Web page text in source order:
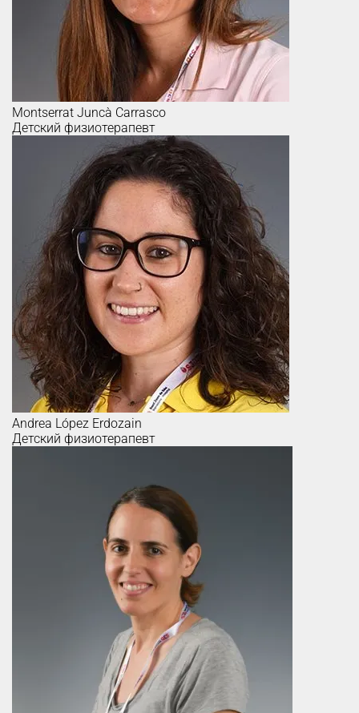
Montserrat Juncà Carrasco
Детский физиотерапевт
Andrea López Erdozain
Детский физиотерапевт